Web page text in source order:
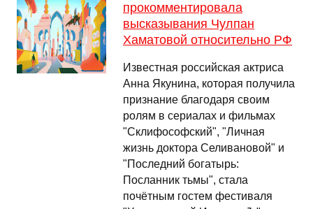
прокомментировала
высказывания Чулпан
Хаматовой относительно РФ
Известная российская актриса
Анна Якунина, которая получила
признание благодаря своим
ролям в сериалах и фильмах
"Склифософский", "Личная
жизнь доктора Селивановой" и
"Последний богатырь:
Посланник тьмы", стала
почётным гостем фестиваля